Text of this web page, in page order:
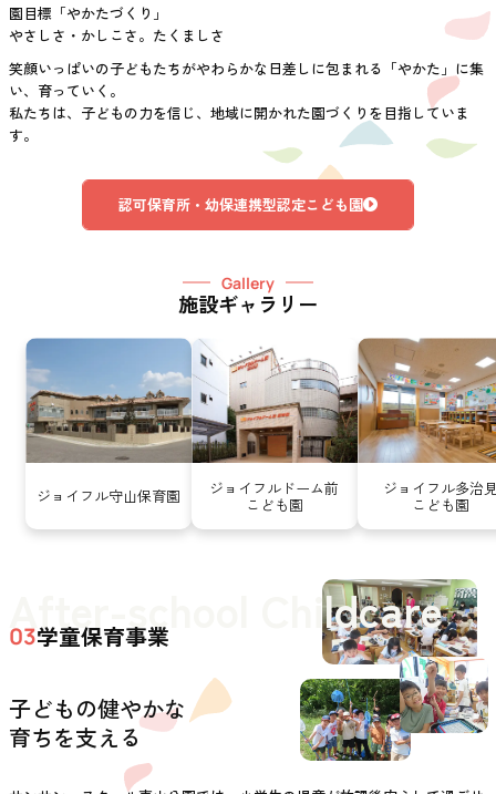
園目標「やかたづくり」
やさしさ・かしこさ。たくましさ
笑顔いっぱいの子どもたちがやわらかな日差しに包まれる「やかた」に集
い、育っていく。
私たちは、子どもの力を信じ、地域に開かれた園づくりを目指していま
す。
認可保育所・幼保連携型認定こども園
Gallery
施設ギャラリー
ジョイフル守山保育園 ジョイフルドーム前
こども園
ジョイフル多治
こども園
After-school Childcare
03学童保育事業
子どもの健やかな
育ちを支える